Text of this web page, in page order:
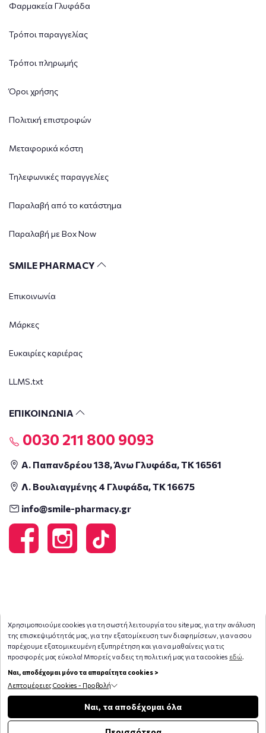
Χρησιμοποιούμε cookies για τη σωστή λειτουργία του site μας, για την ανάλυση
της επισκεψιμότητάς μας, για την εξατομίκευση των διαφημίσεων, για να σου
παρέχουμε εξατομικευμένη εξυπηρέτηση και για να μαθαίνεις για τις
προσφορές μας εύκολα! Μπορείς να δεις τη πολιτική μας για τα cookies εδώ.
Ναι, αποδέχομαι μόνο τα απαραίτητα cookies >
Λεπτομέρειες Cookies - Προβολή
Ναι, τα αποδέχομαι όλα
Φαρμακεία Γλυφάδα
Τρόποι παραγγελίας
Τρόποι πληρωμής
Όροι χρήσης
Πολιτική επιστροφών
Μεταφορικά κόστη
Τηλεφωνικές παραγγελίες
Παραλαβή από το κατάστημα
Παραλαβή με Box Now
SMILE PHARMACY
Επικοινωνία
Μάρκες
Ευκαιρίες καριέρας
LLMS.txt
ΕΠΙΚΟΙΝΩΝΙΑ
0030 211 800 9093
Α. Παπανδρέου 138, Άνω Γλυφάδα, ΤΚ 16561
Λ. Βουλιαγμένης 4 Γλυφάδα, ΤΚ 16675
info@smile-pharmacy.gr
Copyright © 2026smile-pharmacy.gr